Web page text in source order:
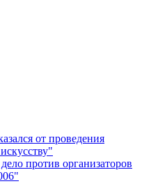
от проведения
против организаторов